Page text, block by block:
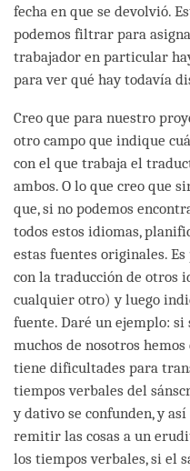
fecha en que se devolvió.
podemos filtrar para
trabajador en particular
para ver qué hay todavía
Creo que para nuestro
otro campo que indique
con el que trabaja el
ambos. O lo que creo que
que, si no podemos
todos estos idiomas,
estas fuentes originales.
con la traducción de otros
cualquier otro) y luego
fuente. Daré un ejemplo:
muchos de nosotros
tiene dificultades para
tiempos verbales del
y dativo se confunden, y
remitir las cosas a un
los tiempos verbales, si el